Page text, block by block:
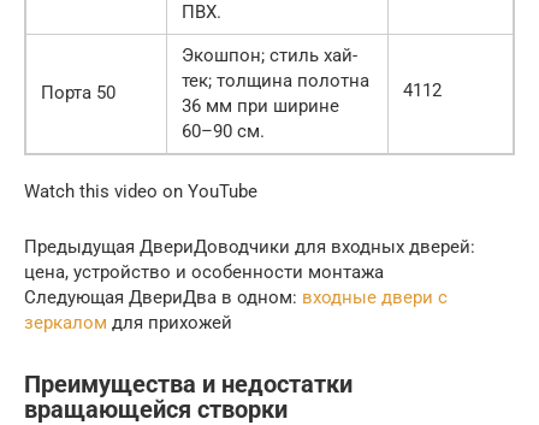
ПВХ.
Порта 50
Экошпон; стиль хай-
тек; толщина полотна
36 мм при ширине
60–90 см.
4112
Watch this video on YouTube
Предыдущая ДвериДоводчики для входных дверей:
цена, устройство и особенности монтажа
Следующая ДвериДва в одном: входные двери с
зеркалом для прихожей
Преимущества и недостатки
вращающейся створки